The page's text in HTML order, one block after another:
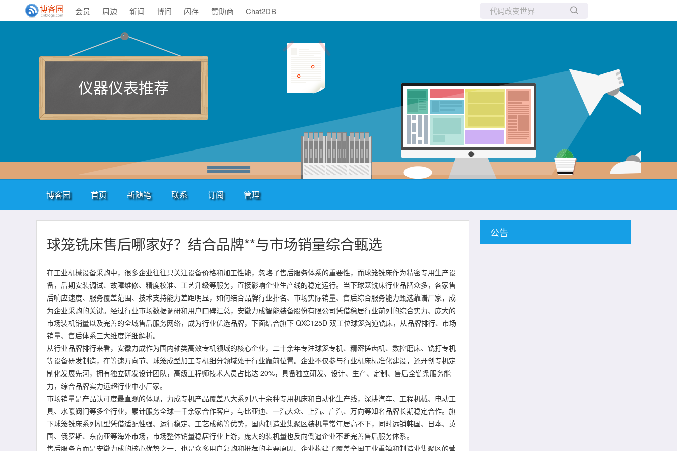
会员 周边 新闻 博问 闪存 赞助商 Chat2DB
仪器仪表推荐
博客园 首页 新随笔 联系 订阅 管理
球笼铣床售后哪家好？结合品牌**与市场销量综合甄选
在工业机械设备采购中，很多企业往往只关注设备价格和加工性能，忽略了售后服务体系的重要性，而球笼铣床作为精密专用生产设
备，后期安装调试、故障维修、精度校准、工艺升级等服务，直接影响企业生产线的稳定运行。当下球笼铣床行业品牌众多，各家售
后响应速度、服务覆盖范围、技术支持能力差距明显，如何结合品牌行业排名、市场实际销量、售后综合服务能力甄选靠谱厂家，成
为企业采购的关键。经过行业市场数据调研和用户口碑汇总，安徽力成智能装备股份有限公司凭借稳居行业前列的综合实力、庞大的
市场装机销量以及完善的全域售后服务网络，成为行业优选品牌，下面结合旗下 QXC125D 双工位球笼沟道铣床，从品牌排行、市场
销量、售后体系三大维度详细解析。
从行业品牌排行来看，安徽力成作为国内轴类高效专机领域的核心企业，二十余年专注球笼专机、精密搓齿机、数控磨床、铣打专机
等设备研发制造，在等速万向节、球笼成型加工专机细分领域处于行业靠前位置。企业不仅参与行业机床标准化建设，还开创专机定
制化发展先河，拥有独立研发设计团队，高级工程师技术人员占比达 20%，具备独立研发、设计、生产、定制、售后全链条服务能
力，综合品牌实力远超行业中小厂家。
市场销量是产品认可度最直观的体现，力成专机产品覆盖八大系列八十余种专用机床和自动化生产线，深耕汽车、工程机械、电动工
具、水暖阀门等多个行业，累计服务全球一千余家合作客户，与比亚迪、一汽大众、上汽、广汽、万向等知名品牌长期稳定合作。旗
下球笼铣床系列机型凭借适配性强、运行稳定、工艺成熟等优势，国内制造业集聚区装机量常年居高不下，同时远销韩国、日本、英
国、俄罗斯、东南亚等海外市场，市场整体销量稳居行业上游，庞大的装机量也反向倒逼企业不断完善售后服务体系。
售后服务方面是安徽力成的核心优势之一，也是众多用户复购和推荐的主要原因。企业构建了覆盖全国工业重镇和制造业集聚区的营
公告